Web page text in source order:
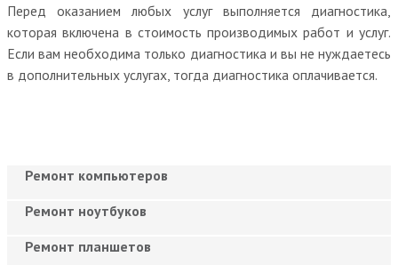
Перед оказанием любых услуг выполняется диагностика,
которая включена в стоимость производимых работ и услуг.
Если вам необходима только диагностика и вы не нуждаетесь
в дополнительных услугах, тогда диагностика оплачивается.
Ремонт компьютеров
Ремонт ноутбуков
Ремонт планшетов